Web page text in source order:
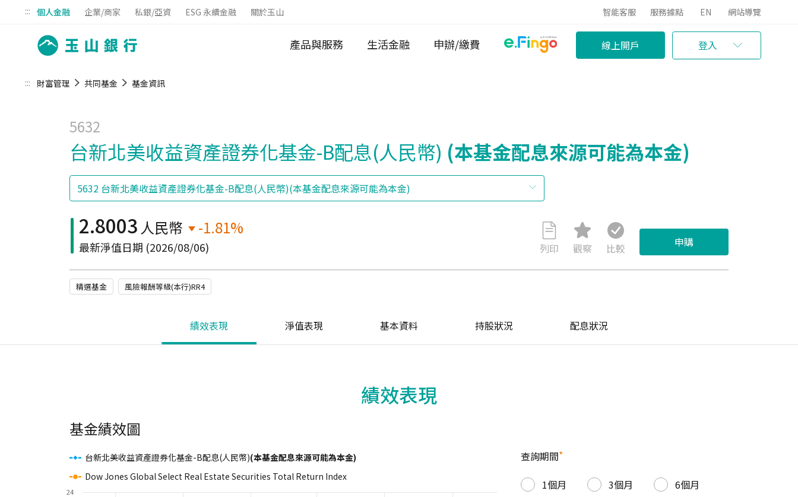
::: 個人金融 企業/商家 私銀/亞資 ESG 永續金融 關於玉山 智能客服 服務據點 EN 網站導覽
產品與服務 生活金融 申辦/繳費 線上開戶 登入
財富管理 共同基金 基金資訊
:::
5632
台新北美收益資產證券化基金-B配息(人民幣) (本基金配息來源可能為本金)
2.8003 人民幣 -1.81%
最新淨值日期 (2026/08/06) 列印 觀察 比較 申購
精選基金 風險報酬等級(本行)RR4
績效表現 淨值表現 基本資料 持股狀況 配息狀況
績效表現
基金績效圖
台新北美收益資產證券化基金-B配息(人民幣)(本基金配息來源可能為本金)
Dow Jones Global Select Real Estate Securities Total Return Index
24
查詢期間*
1個月 3個月
6個月